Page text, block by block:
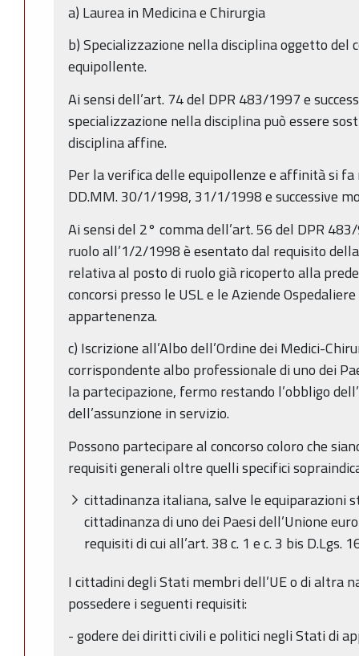
a) Laurea in Medicina e Chirurgia
b) Specializzazione nella disciplina oggetto del
equipollente.
Ai sensi dell’art. 74 del DPR 483/1997 e
specializzazione nella disciplina può essere
disciplina affine.
Per la verifica delle equipollenze e affinità si
DD.MM. 30/1/1998, 31/1/1998 e successive
Ai sensi del 2° comma dell’art. 56 del DPR
ruolo all’1/2/1998 è esentato dal requisito
relativa al posto di ruolo già ricoperto alla
concorsi presso le USL e le Aziende
appartenenza.
c) Iscrizione all’Albo dell’Ordine dei Medici-
corrispondente albo professionale di uno dei
la partecipazione, fermo restando l’obbligo
dell’assunzione in servizio.
Possono partecipare al concorso coloro che
requisiti generali oltre quelli specifici
cittadinanza italiana, salve le equiparazioni
cittadinanza di uno dei Paesi dell’Unione
requisiti di cui all’art. 38 c. 1 e c. 3 bis D.Lgs.
I cittadini degli Stati membri dell’UE o di altra
possedere i seguenti requisiti:
- godere dei diritti civili e politici negli Stati di